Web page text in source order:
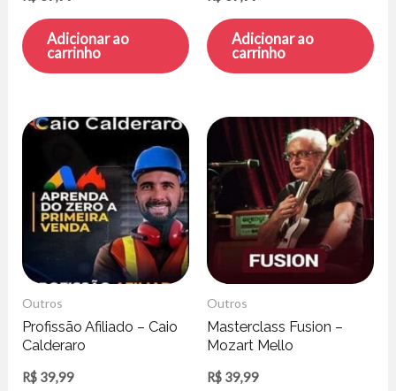
Adicionar ao
carrinho
Adicionar ao
carrinho
Outros
Profissão Afiliado – Caio
Calderaro
R$ 39,99
Outros
Masterclass Fusion –
Mozart Mello
R$ 39,99